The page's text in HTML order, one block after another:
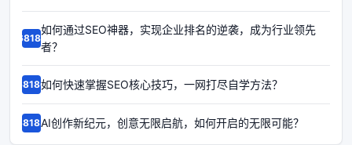
68187
如何通过SEO神器，实现企业排名的逆袭，成为行业领先
者？
68186如何快速掌握SEO核心技巧，一网打尽自学方法？
68185AI创作新纪元，创意无限启航，如何开启的无限可能？